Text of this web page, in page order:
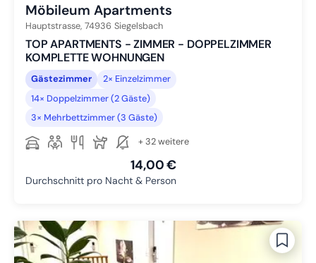
Möbileum Apartments
Hauptstrasse, 74936 Siegelsbach
TOP APARTMENTS - ZIMMER - DOPPELZIMMER
KOMPLETTE WOHNUNGEN
Gästezimmer
2× Einzelzimmer
14× Doppelzimmer (2 Gäste)
3× Mehrbettzimmer (3 Gäste)
+ 32 weitere
14,00 €
Durchschnitt pro Nacht & Person